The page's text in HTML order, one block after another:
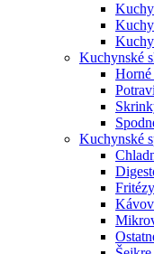
Kuchynské
Kuchynské
Fritézy